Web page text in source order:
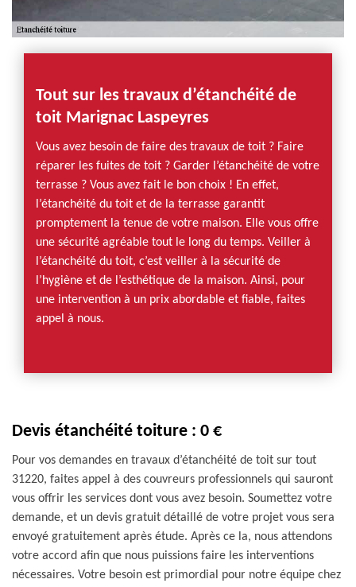
Tout sur les travaux d’étanchéité de
toit Marignac Laspeyres
Vous avez besoin de faire des travaux de toit ? Faire
réparer les fuites de toit ? Garder l’étanchéité de votre
terrasse ? Vous avez fait le bon choix ! En effet,
l’étanchéité du toit et de la terrasse garantit
promptement la tenue de votre maison. Elle vous offre
une sécurité agréable tout le long du temps. Veiller à
l’étanchéité du toit, c’est veiller à la sécurité de
l’hygiène et de l’esthétique de la maison. Ainsi, pour
une intervention à un prix abordable et fiable, faites
appel à nous.
Devis étanchéité toiture : 0 €
Pour vos demandes en travaux d’étanchéité de toit sur tout
31220, faites appel à des couvreurs professionnels qui sauront
vous offrir les services dont vous avez besoin. Soumettez votre
demande, et un devis gratuit détaillé de votre projet vous sera
envoyé gratuitement après étude. Après ce la, nous attendons
votre accord afin que nous puissions faire les interventions
nécessaires. Votre besoin est primordial pour notre équipe chez